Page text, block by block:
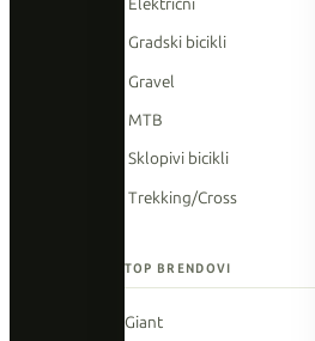
Gradski bicikli
Gravel
MTB
Sklopivi bicikli
Trekking/Cross
TOP BRENDOVI
Giant